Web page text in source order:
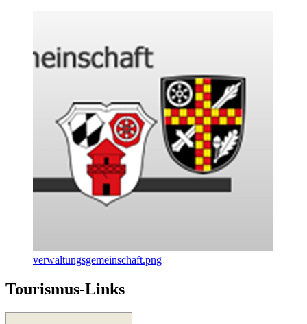
verwaltungsgemeinschaft.png
Tourismus-Links